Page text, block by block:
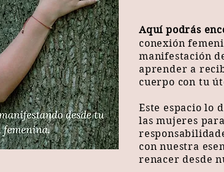
Aquí podrás
conexión
manifestación
aprender a
cuerpo con tu
Este espacio lo
las mujeres
con nuestra
renacer desde